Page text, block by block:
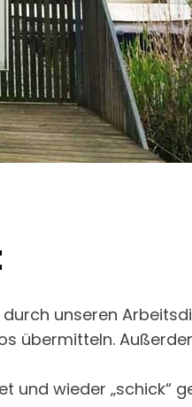
unseren
übermitteln.
und wieder „schick“